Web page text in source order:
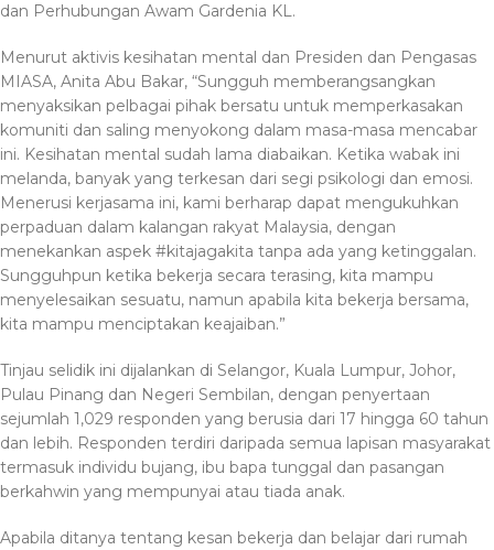
dan Perhubungan Awam Gardenia KL.
Menurut aktivis kesihatan mental dan Presiden dan Pengasas
MIASA, Anita Abu Bakar, “Sungguh memberangsangkan
menyaksikan pelbagai pihak bersatu untuk memperkasakan
komuniti dan saling menyokong dalam masa-masa mencabar
ini. Kesihatan mental sudah lama diabaikan. Ketika wabak ini
melanda, banyak yang terkesan dari segi psikologi dan emosi.
Menerusi kerjasama ini, kami berharap dapat mengukuhkan
perpaduan dalam kalangan rakyat Malaysia, dengan
menekankan aspek #kitajagakita tanpa ada yang ketinggalan.
Sungguhpun ketika bekerja secara terasing, kita mampu
menyelesaikan sesuatu, namun apabila kita bekerja bersama,
kita mampu menciptakan keajaiban.”
Tinjau selidik ini dijalankan di Selangor, Kuala Lumpur, Johor,
Pulau Pinang dan Negeri Sembilan, dengan penyertaan
sejumlah 1,029 responden yang berusia dari 17 hingga 60 tahun
dan lebih. Responden terdiri daripada semua lapisan masyarakat
termasuk individu bujang, ibu bapa tunggal dan pasangan
berkahwin yang mempunyai atau tiada anak.
Apabila ditanya tentang kesan bekerja dan belajar dari rumah